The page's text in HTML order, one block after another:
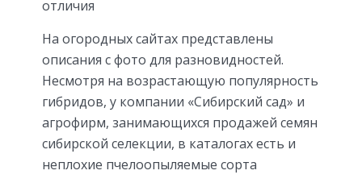
отличия
На огородных сайтах представлены
описания с фото для разновидностей.
Несмотря на возрастающую популярность
гибридов, у компании «Сибирский сад» и
агрофирм, занимающихся продажей семян
сибирской селекции, в каталогах есть и
неплохие пчелоопыляемые сорта